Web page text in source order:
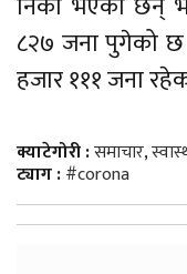
८२७ जना पुगेको छ
हजार १११ जना
क्याटेगोरी :समाचार,
ट्याग :#corona